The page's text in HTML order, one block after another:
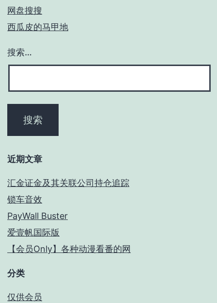
网盘搜搜
西瓜皮的马甲地
搜索…
近期文章
汇金证金及其关联公司持仓追踪
锁车音效
PayWall Buster
爱壹帆国际版
【会员Only】各种动漫看番的网
分类
仅供会员